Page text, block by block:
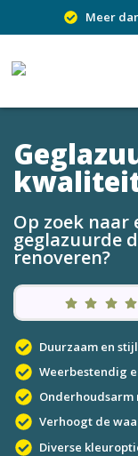
Meer
Op zoek naar
geglazuurde
renoveren?
Duurzaam en
Weerbestendig
Onderhoudsarm
Verhoogt de
Diverse